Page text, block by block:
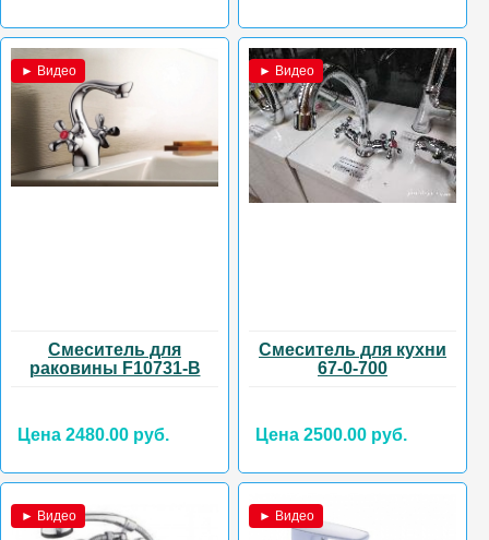
► Видео
Смеситель для
раковины F10731-В
Цена 2480.00 руб.
► Видео
Смеситель для кухни
67-0-700
Цена 2500.00 руб.
► Видео ► Видео